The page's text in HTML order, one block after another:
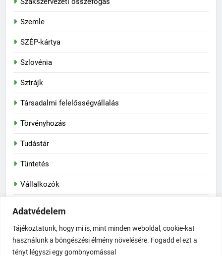
Adatvédelem
Tájékoztatunk, hogy mi is, mint minden weboldal, cookie-kat
használunk a böngészési élmény növelésére. Fogadd el ezt a
tényt légyszi egy gombnyomással
Szemle
SZÉP-kártya
Szlovénia
Sztrájk
Társadalmi felelősségvállalás
Törvényhozás
Tudástár
Tüntetés
Vállalkozók
Vegyipar